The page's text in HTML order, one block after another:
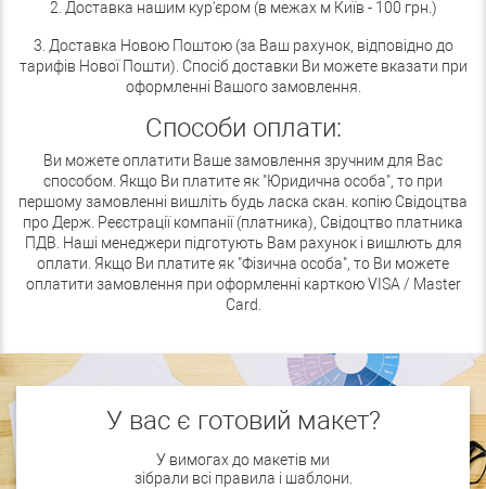
2. Доставка нашим кур'єром (в межах м Київ - 100 грн.)
3. Доставка Новою Поштою (за Ваш рахунок, відповідно до
тарифів Нової Пошти). Спосіб доставки Ви можете вказати при
оформленні Вашого замовлення.
Способи оплати:
Ви можете оплатити Ваше замовлення зручним для Вас
способом. Якщо Ви платите як "Юридична особа", то при
першому замовленні вишліть будь ласка скан. копію Свідоцтва
про Держ. Реєстрації компанії (платника), Свідоцтво платника
ПДВ. Наші менеджери підготують Вам рахунок і вишлють для
оплати. Якщо Ви платите як "Фізична особа", то Ви можете
оплатити замовлення при оформленні карткою VISA / Master
Card.
У вас є готовий макет?
У вимогах до макетів ми
зібрали всі правила і шаблони.